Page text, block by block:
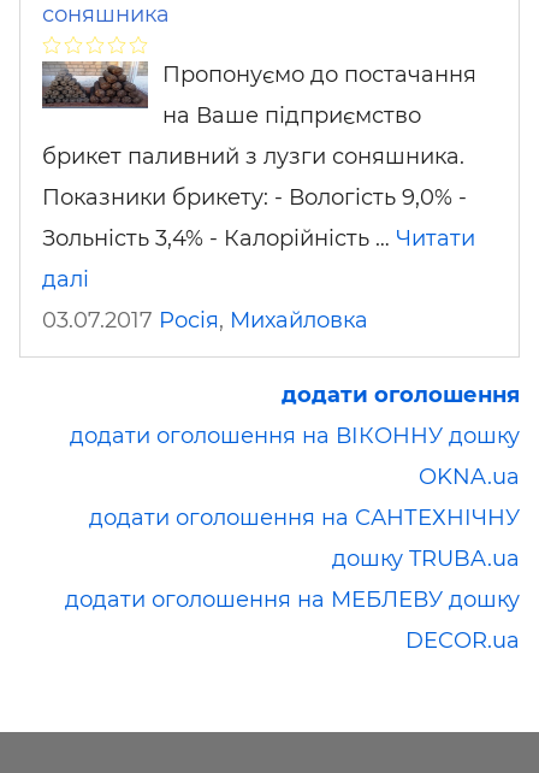
соняшника
Пропонуємо до постачання
на Ваше підприємство
брикет паливний з лузги соняшника.
Показники брикету: - Вологість 9,0% -
Зольність 3,4% - Калорійність … Читати
далі
03.07.2017 Росія, Михайловка
додати оголошення
додати оголошення на ВІКОННУ дошку
OKNA.ua
додати оголошення на САНТЕХНІЧНУ
дошку TRUBA.ua
додати оголошення на МЕБЛЕВУ дошку
DECOR.ua